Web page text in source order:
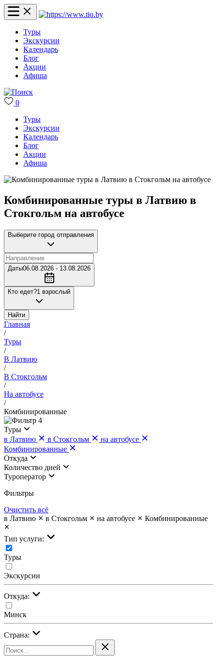
Туры
Экскурсии
Календарь
Блог
Акции
Афиша
0
Туры
Экскурсии
Календарь
Блог
Акции
Афиша
Комбинированные туры в Латвию в
Стокгольм на автобусе
Выберите город отправления
Даты06.08.2026 - 13.08.2026
Кто едет?1 взрослый
Найти
Главная
/
Туры
/
В Латвию
/
В Стокгольм
/
На автобусе
/
Комбинированные
4
Туры
в Латвию
в Стокгольм
на автобусе
Комбинированные
Откуда
Количество дней
Туроператор
Фильтры
Очистить всё
в Латвию
в Стокгольм на автобусе Комбинированные
Тип услуги:
Туры
Экскурсии
Откуда:
Минск
Страна: